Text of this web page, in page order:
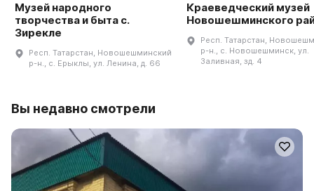
Музей народного
творчества и быта с.
Зирекле
Респ. Татарстан, Новошешминский
р-н., с. Ерыклы, ул. Ленина, д. 66
Краеведческий музей
Новошешминского
Респ. Татарстан,
р-н., с. Новошешминск, ул.
Заливная, зд. 4
Вы недавно смотрели